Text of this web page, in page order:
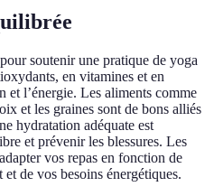
soutenir une pratique de yoga
en vitamines et en
et l’énergie. Les aliments comme
et les graines sont de bons alliés
hydratation adéquate est
et prévenir les blessures. Les
vos repas en fonction de
de vos besoins énergétiques.